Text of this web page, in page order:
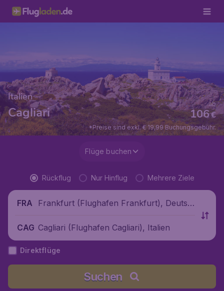
Italien
Cagliari €
106
ab
*Preise sind exkl. € 19,99 Buchungsgebühr.
Flüge buchen
Rückflug Nur Hinflug Mehrere Ziele
FRA
Frankfurt (Flughafen Frankfurt), Deutsc
CAG Cagliari (Flughafen Cagliari), Italien
Direktflüge
Suchen